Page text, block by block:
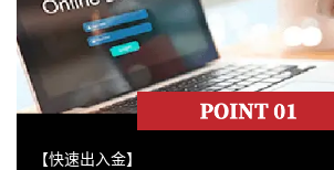
【快速出入金】